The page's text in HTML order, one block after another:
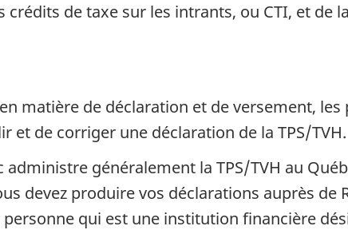
de taxe sur les intrants, ou CTI, et de
matière de déclaration et de versement,
et de corriger une déclaration de la TPS/TVH.
administre généralement la TPS/TVH au
devez produire vos déclarations auprès de
qui est une institution financière